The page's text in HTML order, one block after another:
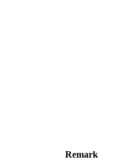
Remark